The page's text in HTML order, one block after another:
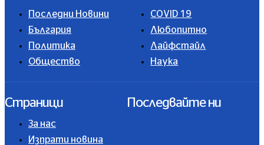
Последни Новини
България
Политика
Общество
COVID 19
Любопитно
Лайфстайл
Наука
Страници
За нас
Изпрати новина
Последвайте ни